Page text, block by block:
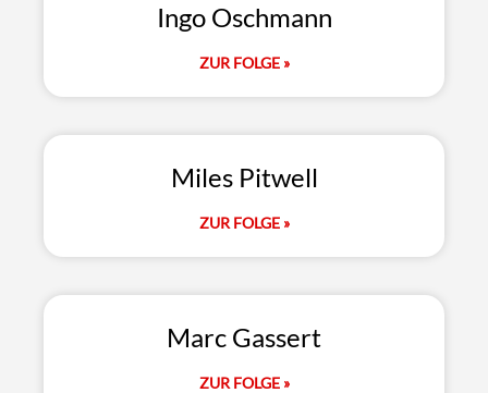
Ingo Oschmann
ZUR FOLGE »
Miles Pitwell
ZUR FOLGE »
Marc Gassert
ZUR FOLGE »